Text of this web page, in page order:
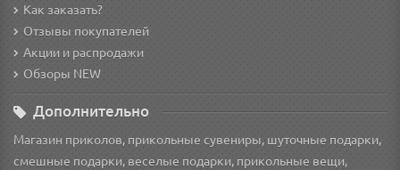
Как заказать?
Отзывы покупателей
Акции и распродажи
Обзоры NEW
Дополнительно
Магазин приколов, прикольные сувениры, шуточные подарки,
смешные подарки, веселые подарки, прикольные вещи,